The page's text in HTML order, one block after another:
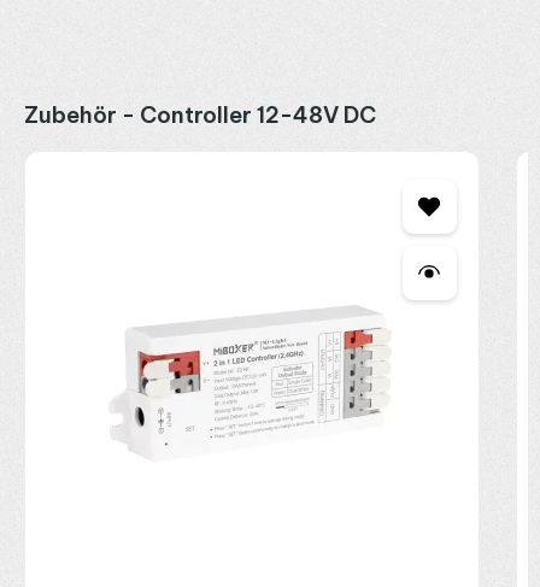
Produktgalerie überspringen
Zubehör - Controller 12-48V DC